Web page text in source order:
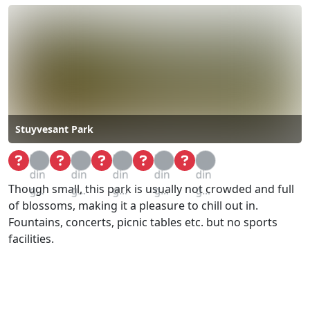
Stuyvesant Park
Loa
din
g...
Loa
din
g...
Loa
din
g...
Loa
din
g...
Loa
din
g...
Though small, this park is usually not crowded and full
of blossoms, making it a pleasure to chill out in.
Fountains, concerts, picnic tables etc. but no sports
facilities.